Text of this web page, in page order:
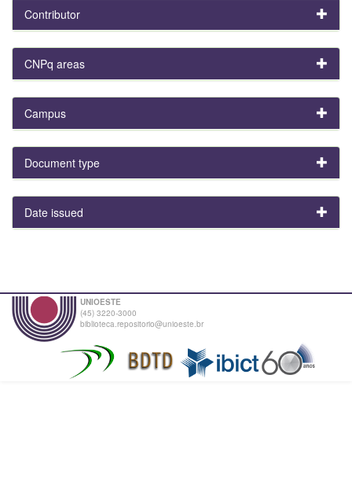
Contributor
CNPq areas
Campus
Document type
Date issued
UNIOESTE
(45) 3220-3000
biblioteca.repositorio@unioeste.br